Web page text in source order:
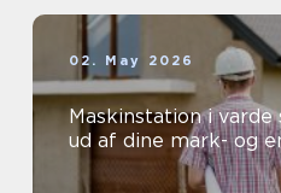
02. May 2026
Maskinstation i varde sådan får du mest
ud af dine mark- og